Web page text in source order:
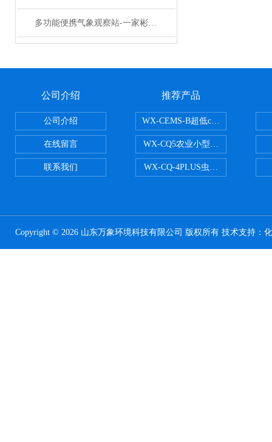
多功能便携气象观察站-一家彬彬有礼的移动气象站厂家#2023热点/要闻
公司介绍
公司介绍
在线留言
联系我们
推荐产品
WX-CEMS-B超低cems烟气监测系
WX-CQ5农业小型气象站
WX-CQ-4PLUS虫情测报灯
Copyright © 2026 山东万象环境科技有限公司 版权所有 技术支持：